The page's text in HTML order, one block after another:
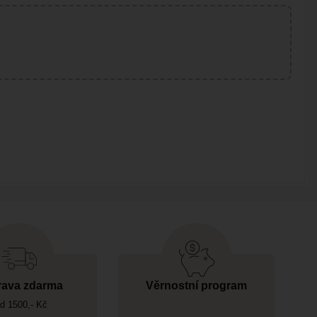
zdarma
1500,- Kč
Věrnostní program